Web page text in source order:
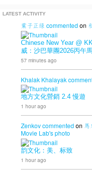
LATEST ACTIVITY
葉子正绿 commented on
Chinese New Year @
威：沙巴華團2026丙午
57 minutes ago
Khalak Khalayak
地方文化營銷 2.4 慢遊
1 hour ago
Zenkovcommented on 馬
Movie Lab'sphoto
韵文化：美、标致
1 hour ago